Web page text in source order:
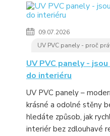
09.07.2026
UV PVC panely - proč
UV PVC panely -
do interiéru
UV PVC panely –
krásné a odolné stěny
hledáte způsob, jak
interiér bez zdlouhavé